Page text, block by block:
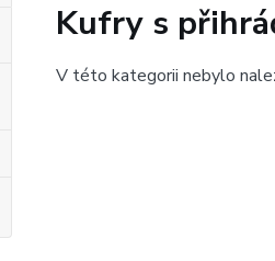
Kufry s
V této kategorii nebylo